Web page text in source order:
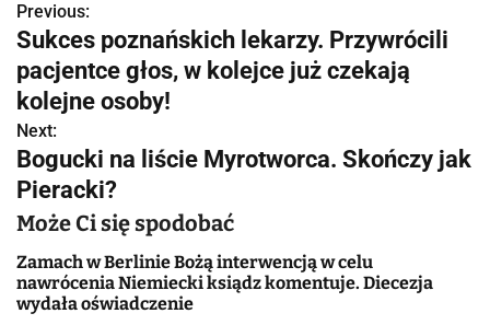
N
a
w
i
g
a
c
j
Previous:
Sukces poznańskich lekarzy. Przywrócili
pacjentce głos, w kolejce już czekają
kolejne osoby!
Next:
Bogucki na liście Myrotworca. Skończy jak
Pieracki?
Może Ci się spodobać
Zamach w Berlinie Bożą interwencją w celu
nawrócenia Niemiecki ksiądz komentuje. Diecezja
wydała oświadczenie